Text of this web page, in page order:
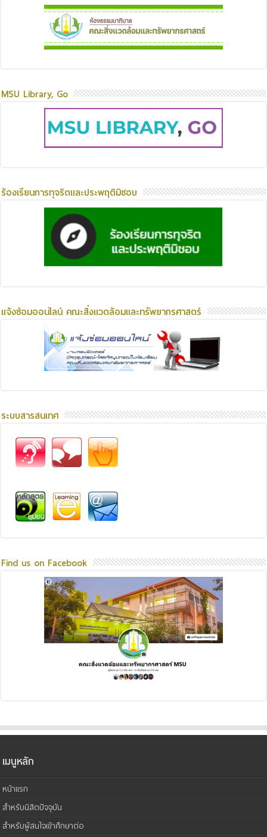
MSU Library, Go
ร้องเรียนการทุจริตและประพฤติมิชอบ
แจ้งซ่อมออนไลน์ คณะสิ่งแวดล้อมและทรัพยากรศาสตร์
ระบบสารสนเทศ
Find us on Facebook
เมนูหลัก
หน้าแรก
สำหรับนิสิตปัจจุบัน
สำหรับผู้สนใจเข้าศึกษาต่อ